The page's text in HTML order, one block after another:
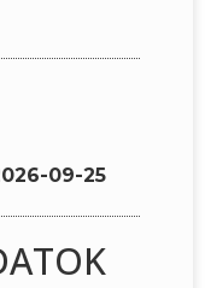
09-25